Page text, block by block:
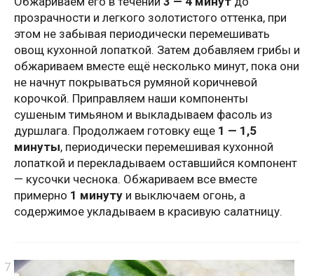
прозрачности и легкого золотистого оттенка, при
этом не забывая периодически перемешивать
овощ кухонной лопаткой. Затем добавляем грибы и
обжариваем вместе ещё несколько минут, пока они
не начнут покрываться румяной коричневой
корочкой. Приправляем наши компоненты
сушеным тимьяном и выкладываем фасоль из
дуршлага. Продолжаем готовку еще 1 — 1,5
минуты, периодически перемешивая кухонной
лопаткой и перекладываем оставшийся компонент
— кусочки чеснока. Обжариваем все вместе
примерно 1 минуту и выключаем огонь, а
содержимое укладываем в красивую салатницу.